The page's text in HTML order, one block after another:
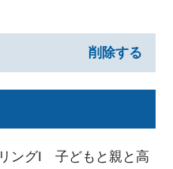
削除する
ングI 子どもと親と高